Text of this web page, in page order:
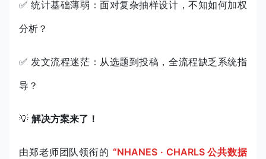
✅ 统计基础薄弱：面对复杂抽样设计，不知如何加权
分析？
✅ 发文流程迷茫：从选题到投稿，全流程缺乏系统指
导？
💡 解决方案来了！
由郑老师团队领衔的 “NHANES · CHARLS 公共数据